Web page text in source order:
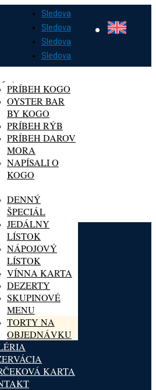
Sledova
Sledova
Sledova
Sledova
PRÍBEH KOGO
OYSTER BAR
BY KOGO
PRÍBEH RÝB
PRÍBEH DAROV
MORA
NAPÍSALI O
KOGO
DENNÝ
ŠPECIÁL
JEDÁLNY
LÍSTOK
NÁPOJOVÝ
LÍSTOK
VÍNNA KARTA
DEZERTY
SKUPINOVÉ
MENU
TORTY NA
OBJEDNÁVKU
KARTA
Hľadať